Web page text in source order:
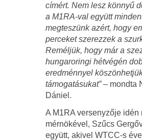
címért. Nem lesz könnyű
a M1RA-val együtt
megteszünk azért, hogy
perceket szerezzek a
Reméljük, hogy már a
hungaroringi hétvégén
eredménnyel
támogatásukat”– mondta
Dániel.
A M1RA versenyzője idén
mérnökével, Szűcs
együtt, akivel WTCC-s